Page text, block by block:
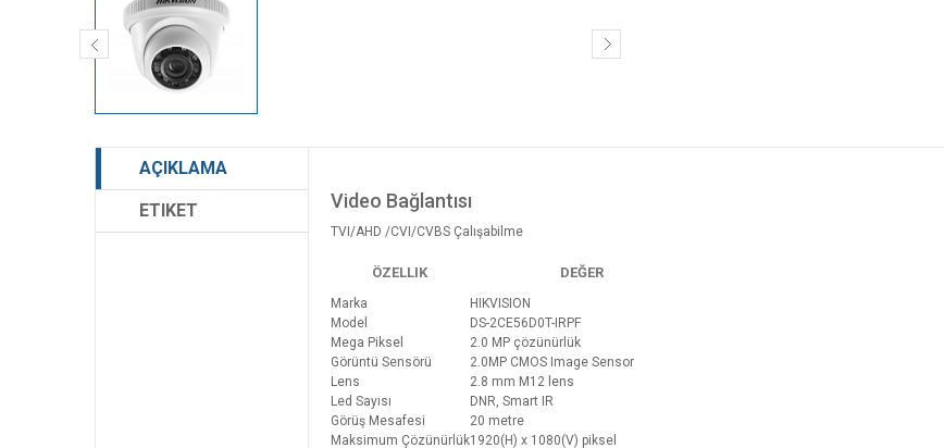
AÇIKLAMA
ETIKET Video Bağlantısı
TVI/AHD /CVI/CVBS Çalışabilme
ÖZELLIK DEĞER
Marka
HIKVISION
Model
DS-2CE56D0T-IRPF
Mega Piksel
2.0 MP çözünürlük
Görüntü Sensörü
2.0MP CMOS Image Sensor
Lens
2.8 mm M12 lens
Led Sayısı
DNR, Smart IR
Görüş Mesafesi
20 metre
Maksimum Çözünürlük1920(H) x 1080(V) piksel